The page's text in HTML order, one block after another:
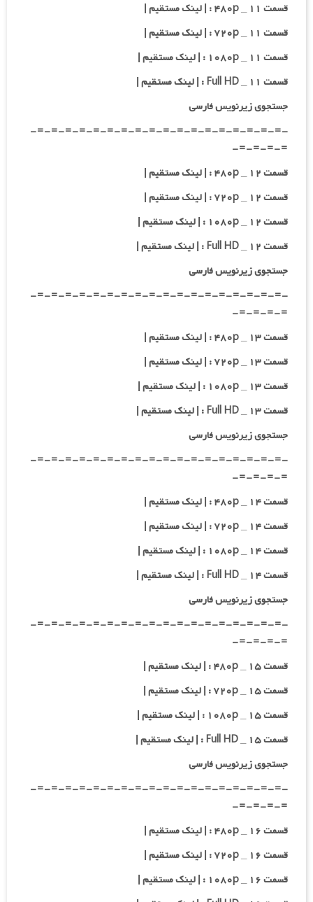
قسمت ۱۱ _ ۴۸۰p : | لینک مستقیم |
قسمت ۱۱ _ ۷۲۰p : | لینک مستقیم |
قسمت ۱۱ _ ۱۰۸۰p : | لینک مستقیم |
قسمت ۱۱ _ Full HD : | لینک مستقیم |
جستجوی زیرنویس فارسی
-=-=-=-=-=-=-=-=-=-=-=-=-=-=-=-=-=-=-
=-=-=-=-
قسمت ۱۲ _ ۴۸۰p : | لینک مستقیم |
قسمت ۱۲ _ ۷۲۰p : | لینک مستقیم |
قسمت ۱۲ _ ۱۰۸۰p : | لینک مستقیم |
قسمت ۱۲ _ Full HD : | لینک مستقیم |
جستجوی زیرنویس فارسی
-=-=-=-=-=-=-=-=-=-=-=-=-=-=-=-=-=-=-
=-=-=-=-
قسمت ۱۳ _ ۴۸۰p : | لینک مستقیم |
قسمت ۱۳ _ ۷۲۰p : | لینک مستقیم |
قسمت ۱۳ _ ۱۰۸۰p : | لینک مستقیم |
قسمت ۱۳ _ Full HD : | لینک مستقیم |
جستجوی زیرنویس فارسی
-=-=-=-=-=-=-=-=-=-=-=-=-=-=-=-=-=-=-
=-=-=-=-
قسمت ۱۴ _ ۴۸۰p : | لینک مستقیم |
قسمت ۱۴ _ ۷۲۰p : | لینک مستقیم |
قسمت ۱۴ _ ۱۰۸۰p : | لینک مستقیم |
قسمت ۱۴ _ Full HD : | لینک مستقیم |
جستجوی زیرنویس فارسی
-=-=-=-=-=-=-=-=-=-=-=-=-=-=-=-=-=-=-
=-=-=-=-
قسمت ۱۵ _ ۴۸۰p : | لینک مستقیم |
قسمت ۱۵ _ ۷۲۰p : | لینک مستقیم |
قسمت ۱۵ _ ۱۰۸۰p : | لینک مستقیم |
قسمت ۱۵ _ Full HD : | لینک مستقیم |
جستجوی زیرنویس فارسی
-=-=-=-=-=-=-=-=-=-=-=-=-=-=-=-=-=-=-
=-=-=-=-
قسمت ۱۶ _ ۴۸۰p : | لینک مستقیم |
قسمت ۱۶ _ ۷۲۰p : | لینک مستقیم |
قسمت ۱۶ _ ۱۰۸۰p : | لینک مستقیم |